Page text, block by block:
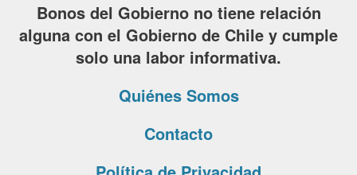
Bonos del Gobierno no tiene relación
alguna con el Gobierno de Chile y cumple
solo una labor informativa.
Quiénes Somos
Contacto